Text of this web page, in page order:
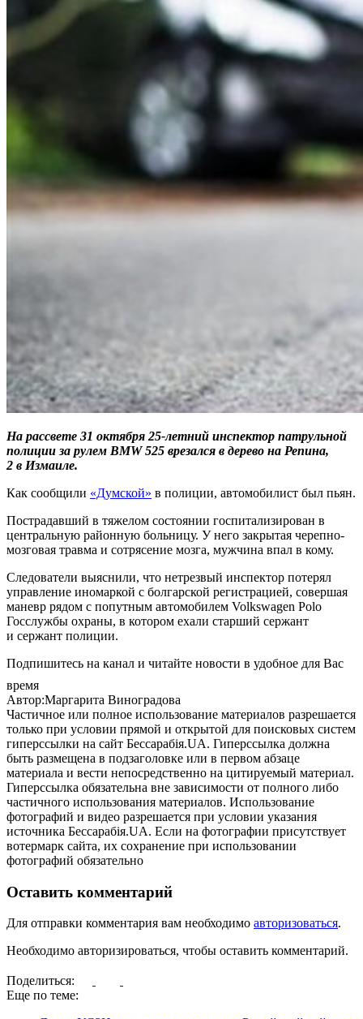
На рассвете 31 октября 25-летний инспектор патрульной
полиции за рулем BMW 525 врезался в дерево на Репина,
2 в Измаиле.
Как сообщили «Думской» в полиции, автомобилист был пьян.
Пострадавший в тяжелом состоянии госпитализирован в
центральную районную больницу. У него закрытая черепно-
мозговая травма и сотрясение мозга, мужчина впал в кому.
Следователи выяснили, что нетрезвый инспектор потерял
управление иномаркой с болгарской регистрацией, совершая
маневр рядом с попутным автомобилем Volkswagen Polo
Госслужбы охраны, в котором ехали старший сержант
и сержант полиции.
Подпишитесь на канал и читайте новости в удобное для Вас
время
Автор:Маргарита Виноградова
Частичное или полное использование материалов разрешается
только при условии прямой и открытой для поисковых систем
гиперссылки на сайт Бессарабія.UA. Гиперссылка должна
быть размещена в подзаголовке или в первом абзаце
материала и вести непосредственно на цитируемый материал.
Гиперссылка обязательна вне зависимости от полного либо
частичного использования материалов. Использование
фотографий и видео разрешается при условии указания
источника Бессарабія.UA. Если на фотографии присутствует
вотермарк сайта, их сохранение при использовании
фотографий обязательно
Оставить комментарий
Для отправки комментария вам необходимо авторизоваться.
Необходимо авторизироваться, чтобы оставить комментарий.
Поделиться:
Еще по теме: